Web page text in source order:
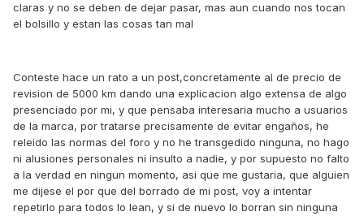
claras y no se deben de dejar pasar, mas aun cuando nos tocan
el bolsillo y estan las cosas tan mal
Conteste hace un rato a un post,concretamente al de precio de
revision de 5000 km dando una explicacion algo extensa de algo
presenciado por mi, y que pensaba interesaria mucho a usuarios
de la marca, por tratarse precisamente de evitar engaños, he
releido las normas del foro y no he transgedido ninguna, no hago
ni alusiones personales ni insulto a nadie, y por supuesto no falto
a la verdad en ningun momento, asi que me gustaria, que alguien
me dijese el por que del borrado de mi post, voy a intentar
repetirlo para todos lo lean, y si de nuevo lo borran sin ninguna